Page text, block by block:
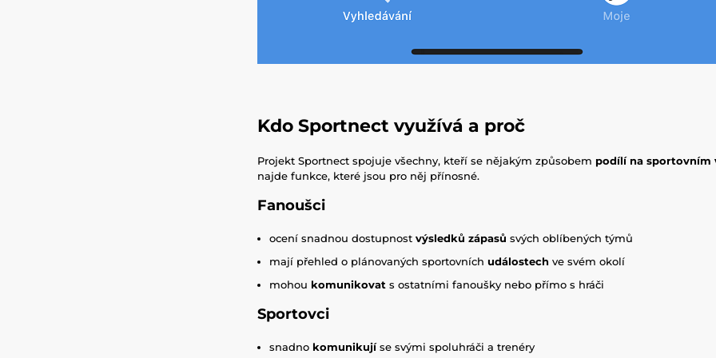
Kdo Sportnect využívá a proč
Projekt Sportnect spojuje všechny, kteří se nějakým způsobem podílí na sportovním
najde funkce, které jsou pro něj přínosné.
Fanoušci
ocení snadnou dostupnost výsledků zápasů svých oblíbených týmů
mají přehled o plánovaných sportovních událostech ve svém okolí
mohou komunikovat s ostatními fanoušky nebo přímo s hráči
Sportovci
snadno komunikujíse svými spoluhráči a trenéry